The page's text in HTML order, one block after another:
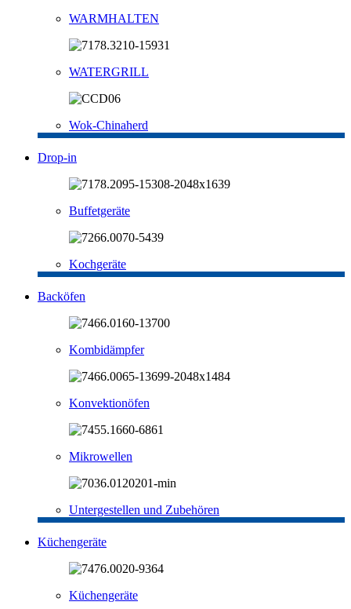
WARMHALTEN
WATERGRILL
Wok-Chinaherd
Drop-in
Buffetgeräte
Kochgeräte
Backöfen
Kombidämpfer
Konvektionöfen
Mikrowellen
Untergestellen und Zubehören
Küchengeräte
Küchengeräte